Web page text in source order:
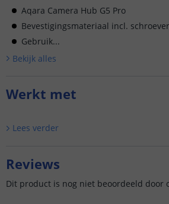
Aqara Camera Hub G5 Pro
Bevestigingsmateriaal incl.
Gebruik...
Bekijk alles
Werkt met
Lees verder
Reviews
Dit product is nog niet beoordeeld door